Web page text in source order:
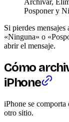
Archivar,
Posponer y
Si pierdes
«Ninguna» o
abrir el mensaje.
Cómo
iPhone
iPhone se
otro sitio.